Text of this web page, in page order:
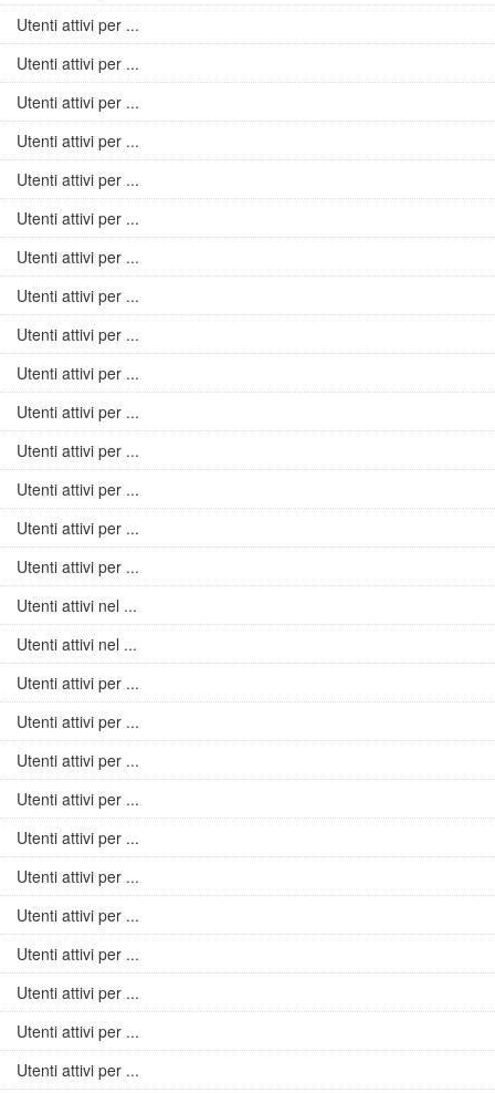
Utenti attivi per ...
Utenti attivi per ...
Utenti attivi per ...
Utenti attivi per ...
Utenti attivi per ...
Utenti attivi per ...
Utenti attivi per ...
Utenti attivi per ...
Utenti attivi per ...
Utenti attivi per ...
Utenti attivi per ...
Utenti attivi per ...
Utenti attivi per ...
Utenti attivi per ...
Utenti attivi per ...
Utenti attivi nel ...
Utenti attivi nel ...
Utenti attivi per ...
Utenti attivi per ...
Utenti attivi per ...
Utenti attivi per ...
Utenti attivi per ...
Utenti attivi per ...
Utenti attivi per ...
Utenti attivi per ...
Utenti attivi per ...
Utenti attivi per ...
Utenti attivi per ...